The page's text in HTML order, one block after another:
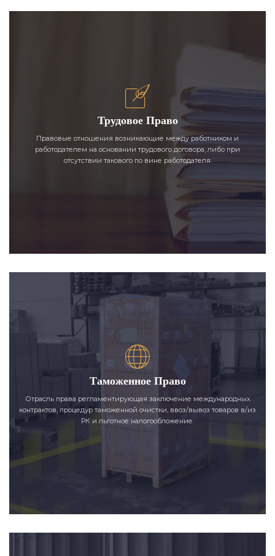
Трудовое Право
Правовые отношения возникающие между работником и
работодателем на основании трудового договора, либо при
отсутствии такового по вине работодателя.
Таможенное Право
Отрасль права регламентирующая заключение международных
контрактов, процедур таможенной очистки, ввоз/вывоз товаров в/из
РК и льготное налогообложение.